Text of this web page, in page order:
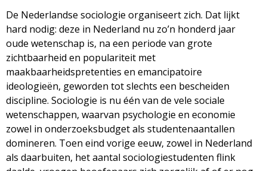
a
g
a
z
i
n
De Nederlandse sociologie organiseert zich. Dat lijkt
hard nodig: deze in Nederland nu zo’n honderd jaar
oude wetenschap is, na een periode van grote
zichtbaarheid en populariteit met
maakbaarheidspretenties en emancipatoire
ideologieën, geworden tot slechts een bescheiden
discipline. Sociologie is nu één van de vele sociale
wetenschappen, waarvan psychologie en economie
zowel in onderzoeksbudget als studentenaantallen
domineren. Toen eind vorige eeuw, zowel in Nederland
als daarbuiten, het aantal sociologiestudenten flink